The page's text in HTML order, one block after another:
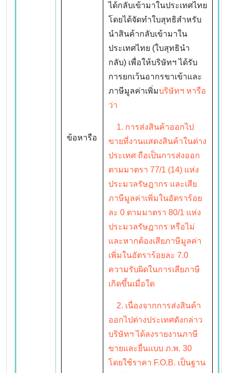
ข้อหารือ
ได้กลับเข้ามาในประเทศไทย
โดยได้จัดทำใบสุทธิสำหรับ
นำสินค้ากลับเข้ามาใน
ประเทศไทย (ใบสุทธินำ
กลับ) เพื่อให้บริษัทฯ ได้รับ
การยกเว้นอากรขาเข้าและ
ภาษีมูลค่าเพิ่มบริษัทฯ หารือ
ว่า
1. การส่งสินค้าออกไป
ขายที่งานแสดงสินค้าในต่าง
ประเทศ ถือเป็นการส่งออก
ตามมาตรา 77/1 (14) แห่ง
ประมวลรัษฎากร และเสีย
ภาษีมูลค่าเพิ่มในอัตราร้อย
ละ 0 ตามมาตรา 80/1 แห่ง
ประมวลรัษฎากร หรือไม่
และหากต้องเสียภาษีมูลค่า
เพิ่มในอัตราร้อยละ 7.0
ความรับผิดในการเสียภาษี
เกิดขึ้นเมื่อใด
2. เนื่องจากการส่งสินค้า
ออกไปต่างประเทศดังกล่าว
บริษัทฯ ได้ลงรายงานภาษี
ขายและยื่นแบบ ภ.พ. 30
โดยใช้ราคา F.O.B. เป็นฐาน